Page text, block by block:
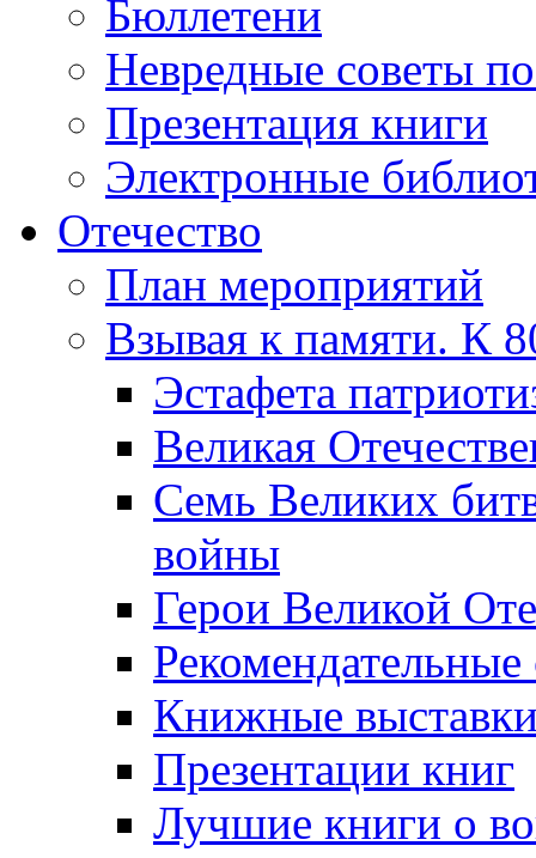
Бюллетени
Невредные советы
Презентация книги
Электронные
Отечество
План мероприятий
Взывая к памяти. К
Эcтафета
Великая
Семь Великих
войны
Герои Великой
Рекомендательные
Книжные
Презентации книг
Лучшие книги о